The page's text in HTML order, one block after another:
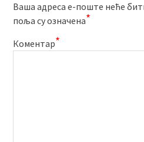
Ваша адреса е-поште неће
поља су означена*
Коментар*